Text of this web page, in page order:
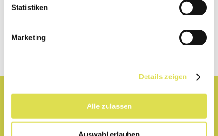
Statistiken
Marketing
Details zeigen
Alle zulassen
Auswahl erlauben